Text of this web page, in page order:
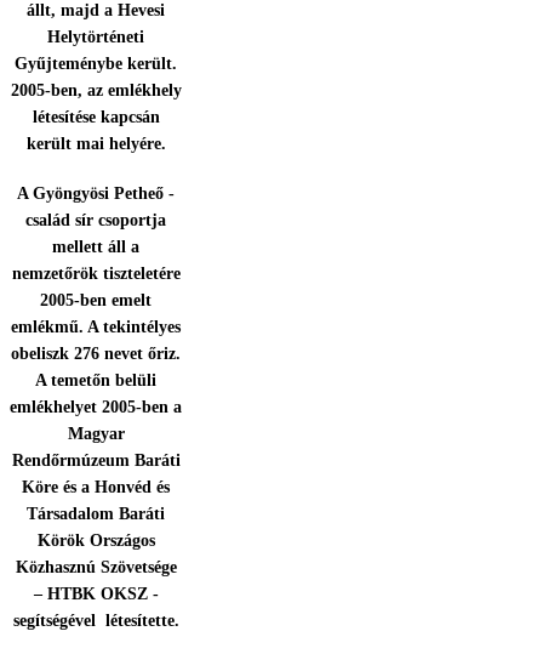
állt, majd a Hevesi
Helytörténeti
Gyűjteménybe került.
2005-ben, az emlékhely
létesítése kapcsán
került mai helyére.
A Gyöngyösi Petheő -
család sír csoportja
mellett áll a
nemzetőrök tiszteletére
2005-ben emelt
emlékmű. A tekintélyes
obeliszk 276 nevet őriz.
A temetőn belüli
emlékhelyet 2005-ben a
Magyar
Rendőrmúzeum Baráti
Köre és a Honvéd és
Társadalom Baráti
Körök Országos
Közhasznú Szövetsége
– HTBK OKSZ -
segítségével létesítette.